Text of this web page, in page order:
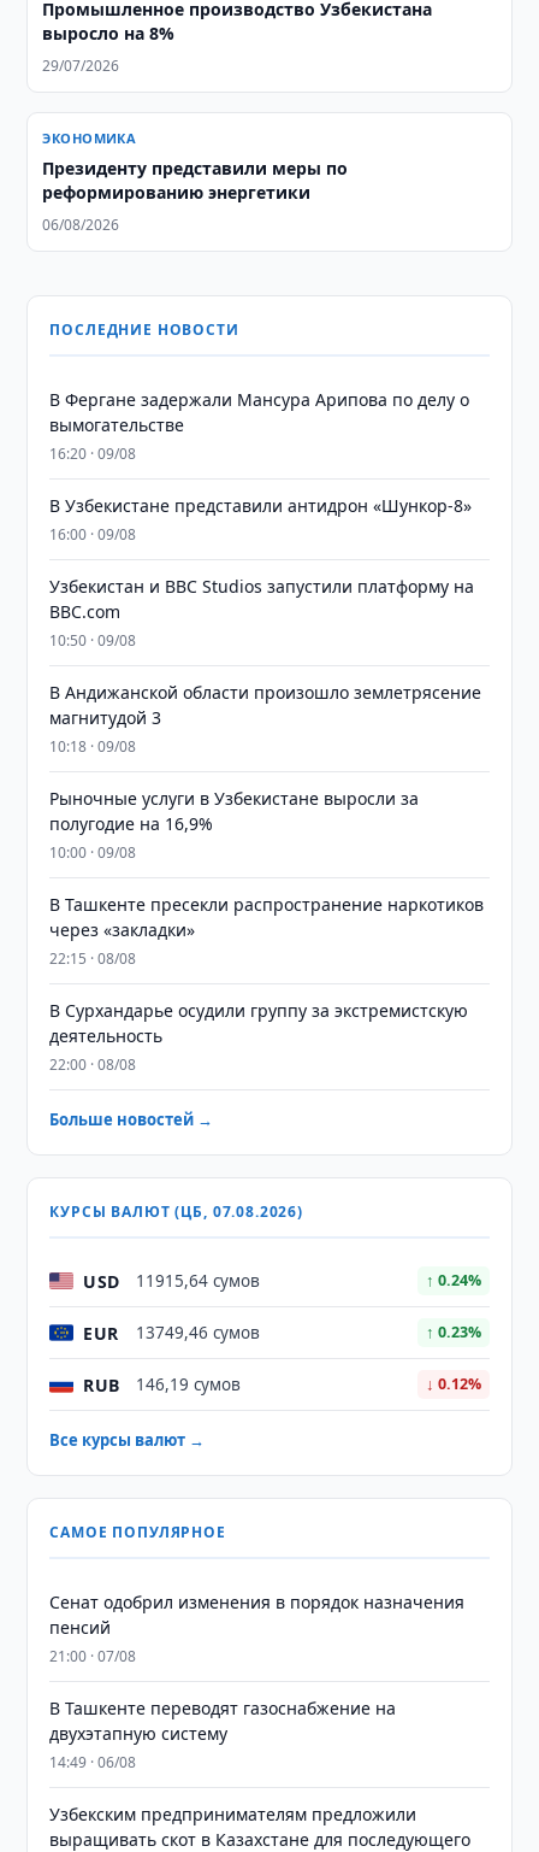
Промышленное производство Узбекистана
выросло на 8%
29/07/2026
ЭКОНОМИКА
Президенту представили меры по
реформированию энергетики
06/08/2026
ПОСЛЕДНИЕ НОВОСТИ
В Фергане задержали Мансура Арипова по делу о
вымогательстве
16:20 · 09/08
В Узбекистане представили антидрон «Шункор-8»
16:00 · 09/08
Узбекистан и BBC Studios запустили платформу на
BBC.com
10:50 · 09/08
В Андижанской области произошло землетрясение
магнитудой 3
10:18 · 09/08
Рыночные услуги в Узбекистане выросли за
полугодие на 16,9%
10:00 · 09/08
В Ташкенте пресекли распространение наркотиков
через «закладки»
22:15 · 08/08
В Сурхандарье осудили группу за экстремистскую
деятельность
22:00 · 08/08
Больше новостей →
КУРСЫ ВАЛЮТ (ЦБ, 07.08.2026)
USD 11915,64 сумов ↑ 0.24%
EUR 13749,46 сумов ↑ 0.23%
RUB 146,19 сумов ↓ 0.12%
Все курсы валют →
САМОЕ ПОПУЛЯРНОЕ
Сенат одобрил изменения в порядок назначения
пенсий
21:00 · 07/08
В Ташкенте переводят газоснабжение на
двухэтапную систему
14:49 · 06/08
Узбекским предпринимателям предложили
выращивать скот в Казахстане для последующего